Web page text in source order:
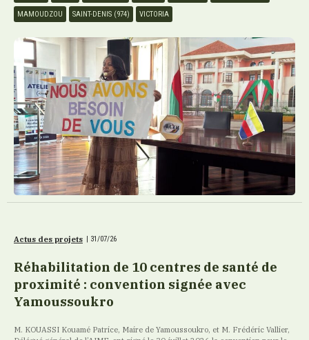
MAMOUDZOU SAINT-DENIS (974) VICTORIA
Actus des projets 31/07/26
Réhabilitation de 10 centres de santé de
proximité : convention signée avec
Yamoussoukro
M. KOUASSI Kouamé Patrice, Maire de Yamoussoukro, et M. Frédéric Vallier,